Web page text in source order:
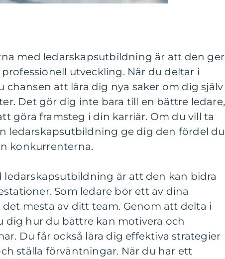
med ledarskapsutbildning är att den ger
utveckling. När du deltar i
att lära dig nya saker om dig själv
Det gör dig inte bara till en bättre ledare,
göra framsteg i din karriär. Om du vill ta
ledarskapsutbildning ge dig den fördel du
konkurrenterna.
ledarskapsutbildning är att den kan bidra
Som ledare bör ett av dina
mesta av ditt team. Genom att delta i
dig hur du bättre kan motivera och
Du får också lära dig effektiva strategier
ställa förväntningar. När du har ett